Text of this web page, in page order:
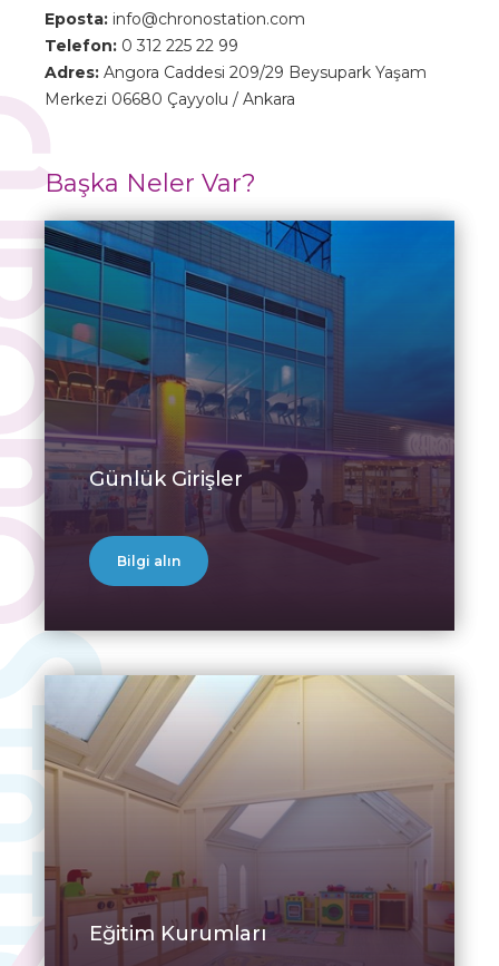
Eposta: info@chronostation.com
Telefon: 0 312 225 22 99
Adres: Angora Caddesi 209/29 Beysupark Yaşam
Merkezi 06680 Çayyolu / Ankara
Başka Neler Var?
Günlük Girişler
Bilgi alın
Eğitim Kurumları